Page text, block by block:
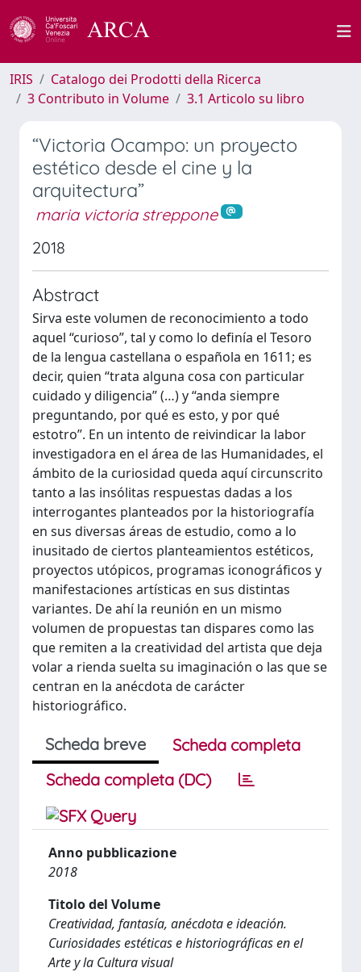
IRIS
Catalogo dei Prodotti della Ricerca
3 Contributo in Volume
3.1 Articolo su libro
“Victoria Ocampo: un proyecto
estético desde el cine y la
arquitectura”
maria victoria streppone
2018
Abstract
Sirva este volumen de reconocimiento a todo
aquel “curioso”, tal y como lo definía el Tesoro
de la lengua castellana o española en 1611; es
decir, quien “trata alguna cosa con particular
cuidado y diligencia” (…) y “anda siempre
preguntando, por qué es esto, y por qué
estotro”. En un intento de reivindicar la labor
investigadora en el área de las Humanidades, el
ámbito de la curiosidad queda aquí circunscrito
tanto a las insólitas respuestas dadas a los
interrogantes planteados por la historiografía
en sus diversas áreas de estudio, como a lo
inusitado de ciertos planteamientos estéticos,
proyectos utópicos, programas iconográficos y
manifestaciones artísticas en sus distintas
variantes. De ahí la reunión en un mismo
volumen de propuestas tan dispares como las
que remiten a la creatividad del artista que deja
volar a rienda suelta su imaginación o las que se
centran en la anécdota de carácter
historiográfico.
Scheda breve
Scheda completa
Scheda completa (DC)
Anno pubblicazione
2018
Titolo del Volume
Creatividad, fantasía, anécdota e ideación.
Curiosidades estéticas e historiográficas en el
Arte y la Cultura visual